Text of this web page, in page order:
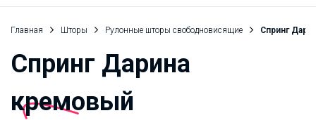
Главная Шторы Рулонные шторы свободновисящие Спринг
Спринг Дарина
кремовый